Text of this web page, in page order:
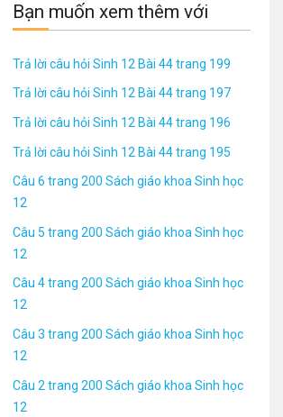
Bạn muốn xem thêm với
Trả lời câu hỏi Sinh 12 Bài 44 trang 199
Trả lời câu hỏi Sinh 12 Bài 44 trang 197
Trả lời câu hỏi Sinh 12 Bài 44 trang 196
Trả lời câu hỏi Sinh 12 Bài 44 trang 195
Câu 6 trang 200 Sách giáo khoa Sinh học
12
Câu 5 trang 200 Sách giáo khoa Sinh học
12
Câu 4 trang 200 Sách giáo khoa Sinh học
12
Câu 3 trang 200 Sách giáo khoa Sinh học
12
Câu 2 trang 200 Sách giáo khoa Sinh học
12